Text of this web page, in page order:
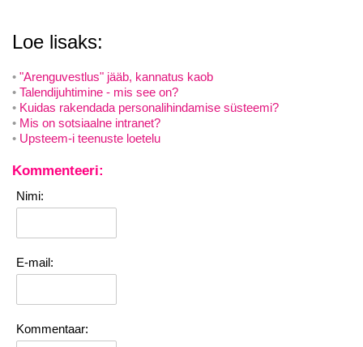
Loe lisaks:
"Arenguvestlus" jääb, kannatus kaob
Talendijuhtimine - mis see on?
Kuidas rakendada personalihindamise süsteemi?
Mis on sotsiaalne intranet?
Upsteem-i teenuste loetelu
Kommenteeri:
Nimi:
E-mail:
Kommentaar: